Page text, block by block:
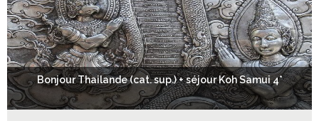
Bonjour Thailande (cat. sup.) + séjour Koh Samui 4*